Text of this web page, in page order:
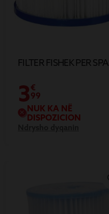
FILTER FISHEK PER SPA
3€
99
NUK KA NË
DISPOZICION